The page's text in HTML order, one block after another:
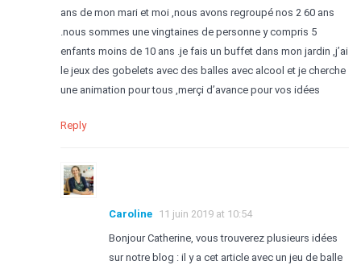
ans de mon mari et moi ,nous avons regroupé nos 2 60 ans
.nous sommes une vingtaines de personne y compris 5
enfants moins de 10 ans .je fais un buffet dans mon jardin ,j’ai
le jeux des gobelets avec des balles avec alcool et je cherche
une animation pour tous ,merçi d’avance pour vos idées
Reply
Caroline 11 juin 2019 at 10:54
Bonjour Catherine, vous trouverez plusieurs idées
sur notre blog : il y a cet article avec un jeu de balle